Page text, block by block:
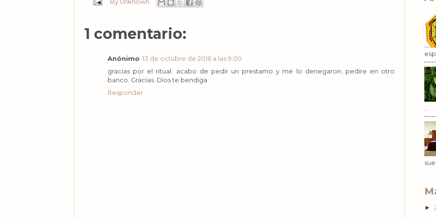
By Unknown
1 comentario:
Anónimo 13 de octubre de 2016 a las 9:00
gracias por el ritual. acabo de pedir un prestamo y me lo denegaron...pedire en otro
banco. Gracias. Dios te bendiga
Responder
...
►